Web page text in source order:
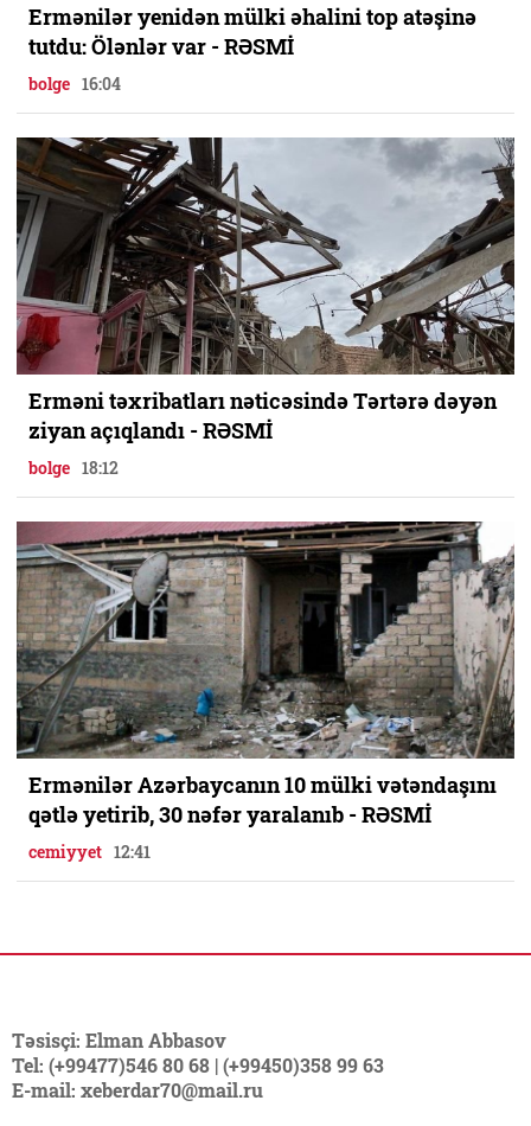
Ermənilər yenidən mülki əhalini top atəşinə
tutdu: Ölənlər var - RƏSMİ
bolge 16:04
Erməni təxribatları nəticəsində Tərtərə dəyən
ziyan açıqlandı - RƏSMİ
bolge 18:12
Ermənilər Azərbaycanın 10 mülki vətəndaşını
qətlə yetirib, 30 nəfər yaralanıb - RƏSMİ
cemiyyet 12:41
Təsisçi: Elman Abbasov
Tel: (+99477)546 80 68 | (+99450)358 99 63
E-mail: xeberdar70@mail.ru